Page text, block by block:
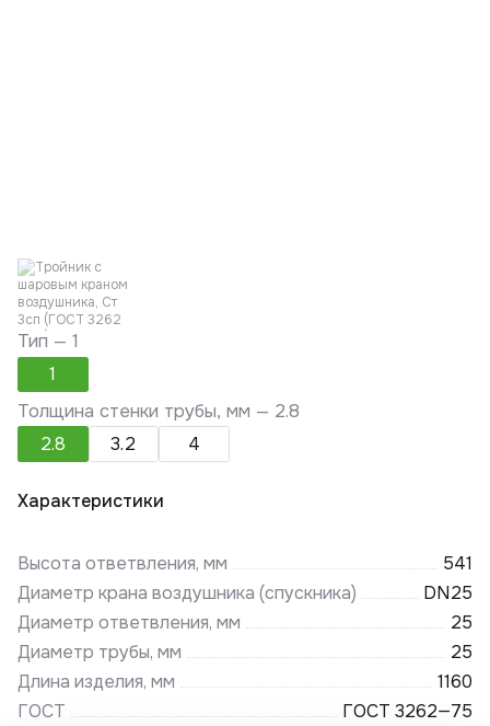
Тип —1
1
Толщина стенки трубы, мм — 2.8
2.8
3.2 4
Характеристики
Высота ответвления, мм
541
Диаметр крана воздушника (спускника)
DN25
Диаметр ответвления, мм
25
Диаметр трубы, мм
25
Длина изделия, мм
1160
ГОСТ
ГОСТ 3262—75